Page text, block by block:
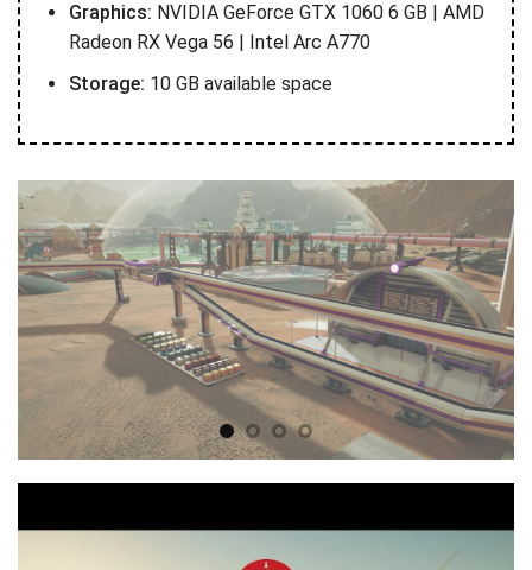
Graphics: NVIDIA GeForce GTX 1060 6 GB | AMD
Radeon RX Vega 56 | Intel Arc A770
Storage: 10 GB available space